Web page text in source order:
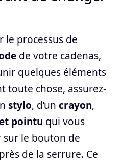
le processus de
de votre cadenas,
quelques éléments
toute chose, assurez-
stylo, d’un crayon,
pointu qui vous
sur le bouton de
de la serrure. Ce